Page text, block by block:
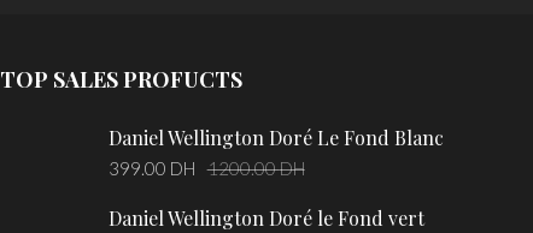
TOP SALES PROFUCTS
Daniel Wellington Doré Le Fond Blanc
1200.00DHOriginal
was:
399.00 DH
Current
is:
Daniel Wellington Doré le Fond vert